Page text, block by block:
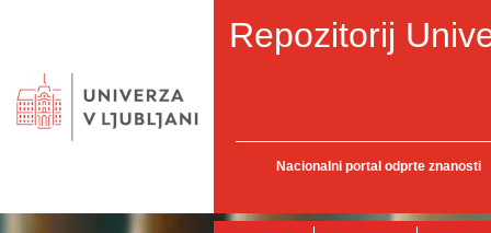
Repozitorij
Nacionalni portal odprte znanosti